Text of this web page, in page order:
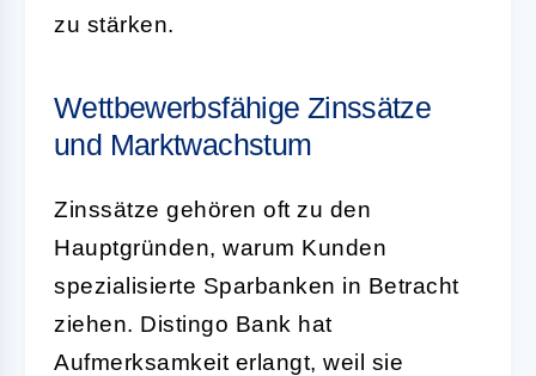
zu stärken.
Wettbewerbsfähige Zinssätze
und Marktwachstum
Zinssätze gehören oft zu den
Hauptgründen, warum Kunden
spezialisierte Sparbanken in Betracht
ziehen. Distingo Bank hat
Aufmerksamkeit erlangt, weil sie